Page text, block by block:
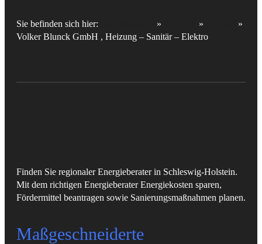
Sie befinden sich hier: » »
»
Volker Blunck GmbH , Heizung – Sanitär – Elektro
Finden Sie regionaler Energieberater in Schleswig-Holstein.
Mit dem richtigen Energieberater Energiekosten sparen,
Fördermittel beantragen sowie Sanierungsmaßnahmen planen.
Maßgeschneiderte